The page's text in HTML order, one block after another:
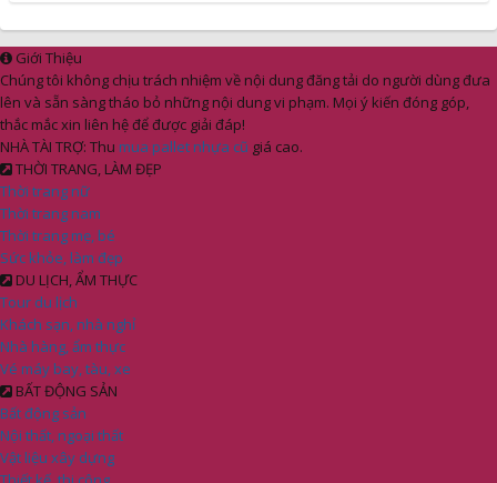
Giới Thiệu
Chúng tôi không chịu trách nhiệm về nội dung đăng tải do người dùng đưa
lên và sẵn sàng tháo bỏ những nội dung vi phạm. Mọi ý kiến đóng góp,
thắc mắc xin liên hệ để được giải đáp!
NHÀ TÀI TRỢ: Thu mua pallet nhựa cũ giá cao.
THỜI TRANG, LÀM ĐẸP
Thời trang nữ
Thời trang nam
Thời trang mẹ, bé
Sức khỏe, làm đẹp
DU LỊCH, ẨM THỰC
Tour du lịch
Khách sạn, nhà nghỉ
Nhà hàng, ẩm thực
Vé máy bay, tàu, xe
BẤT ĐỘNG SẢN
Bất động sản
Nội thất, ngoại thất
Vật liệu xây dựng